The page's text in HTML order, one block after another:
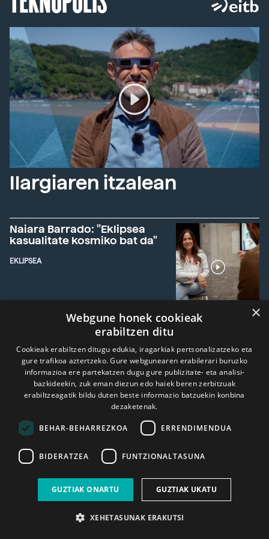
Ilargiaren itzalean
Naiara Barrado: "Eklipsea
kasualitate kosmiko bat da"
EKLIPSEA
Eguzki-erlojua aurreratzen
EKLIPSEA
agerian
Ikusi programa guztiak
×
Webgune honek cookieak
erabiltzen ditu
Cookieak erabiltzen ditugu edukia, iragarkiak pertsonalizatzeko eta
gure trafikoa aztertzeko. Gure webgunearen erabilerari buruzko
informazioa ere partekatzen dugu gure publizitate- eta analisi-
bazkideekin, zuk eman diezun edo haiek beren zerbitzuak
erabiltzeagatik bildu duten beste informazio batzuekin konbina
dezaketenak.
BEHAR-BEHARREZKOA ERRENDIMENDUA
BIDERATZEA FUNTZIONALTASUNA
GUZTIAK ONARTU GUZTIAK UKATU
XEHETASUNAK ERAKUTSI